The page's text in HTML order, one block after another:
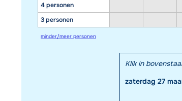
4 personen
3 personen
minder/meer personen
Klik in
zaterdag 27